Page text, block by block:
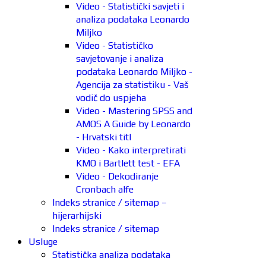
Video - Statistički savjeti i
analiza podataka Leonardo
Miljko
Video - Statističko
savjetovanje i analiza
podataka Leonardo Miljko -
Agencija za statistiku - Vaš
vodič do uspjeha
Video - Mastering SPSS and
AMOS A Guide by Leonardo
- Hrvatski titl
Video - Kako interpretirati
KMO i Bartlett test - EFA
Video - Dekodiranje
Cronbach alfe
Indeks stranice / sitemap –
hijerarhijski
Indeks stranice / sitemap
Usluge
Statistička analiza podataka